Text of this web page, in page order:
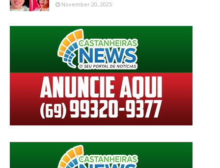
November 20, 2025